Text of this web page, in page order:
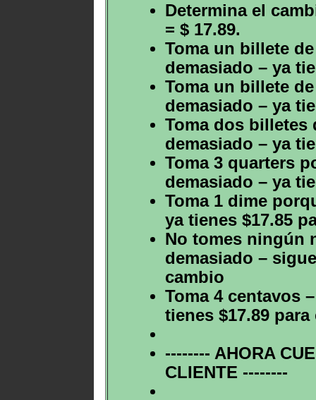
Determina el
= $ 17.89.
Toma un billete
demasiado – ya
Toma un billete
demasiado – ya
Toma dos billetes
demasiado – ya
Toma 3 quarters
demasiado – ya
Toma 1 dime
ya tienes $17.85
No tomes ningún
demasiado –
cambio
Toma 4 centavos
tienes $17.89
-------- AHORA
CLIENTE --------